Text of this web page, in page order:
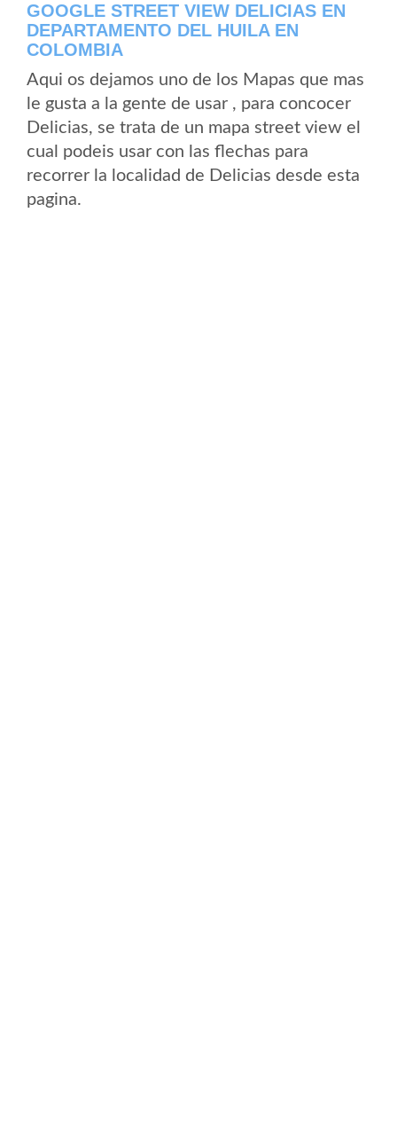
GOOGLE STREET VIEW DELICIAS EN
DEPARTAMENTO DEL HUILA EN
COLOMBIA
Aqui os dejamos uno de los Mapas que mas
le gusta a la gente de usar , para concocer
Delicias, se trata de un mapa street view el
cual podeis usar con las flechas para
recorrer la localidad de Delicias desde esta
pagina.